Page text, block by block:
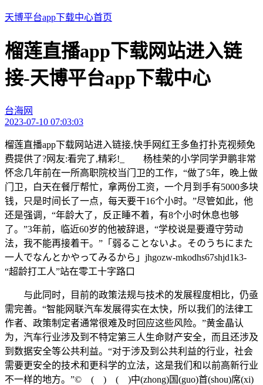
天博平台app下载中心首页
榴莲直播app下载网站进入链
接-天博平台app下载中心
台海网
2023-07-10 07:03:03
榴莲直播app下载网站进入链接,快手网红王多鱼打扑克视频免
费提供了?网友:看完了,精彩!_ 杨桂荣的小学同学尹鹏非常
怀念几年前在一所高职院校当门卫的工作，“做了5年，晚上做
门卫，白天在餐厅帮忙，拿两份工资，一个月到手有5000多块
钱，只是时间长了一点，每天要干16个小时。”尽管如此，他
还是强调，“年龄大了，反正睡不着，有8个小时休息也够
了。”3年前，临近60岁的他被辞退，“学校说是要遵守劳动
法，我不能再接着干。”「弱ることないよ。そのうちにまた
一人でなんとかやってみるから」jhgozw-mkodhs67shjd1k3-
“超龄打工人”站在零工十字路口
与此同时，目前的政策法规与技术的发展程度相比，仍亟
需完善。“智能网联汽车发展得实在太快，所以我们的法律工
作者、政策制定者通常很难及时回应这些风险。”黄金晶认
为，汽车行业涉及到不特定第三人生命财产安全，而且还涉及
到数据安全等公共利益。“对于涉及到公共利益的行业，社会
需要更安全的技术和更科学的立法，这是我们和以前高新行业
不一样的地方。”© ( ) ( )中(zhong)国(guo)首(shou)席(xi)